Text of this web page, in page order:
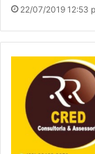
22/07/2019 12:53